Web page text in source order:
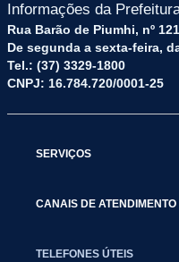
Informações da
Rua Barão de Piumhi, nº
De segunda a sexta-feira,
Tel.: (37) 3329-1800
CNPJ: 16.784.720/0001-25
SERVIÇOS
CANAIS DE ATENDIMENTO
TELEFONES ÚTEIS